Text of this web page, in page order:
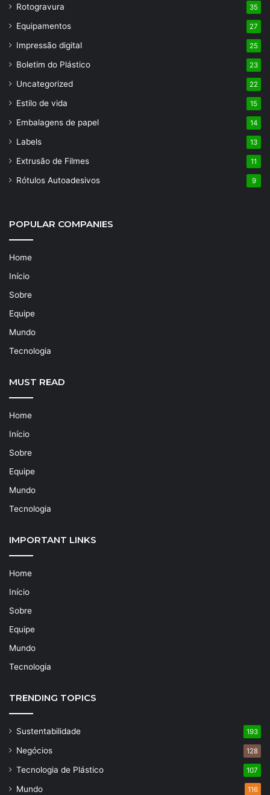
Rotogravura 35
Equipamentos 27
Impressão digital 25
Boletim do Plástico 23
Uncategorized 22
Estilo de vida 15
Embalagens de papel 14
Labels 13
Extrusão de Filmes 11
Rótulos Autoadesivos 9
POPULAR COMPANIES
Home
Início
Sobre
Equipe
Mundo
Tecnologia
MUST READ
Home
Início
Sobre
Equipe
Mundo
Tecnologia
IMPORTANT LINKS
Home
Início
Sobre
Equipe
Mundo
Tecnologia
TRENDING TOPICS
Sustentabilidade 193
Negócios 128
Tecnologia de Plástico 107
Mundo 116